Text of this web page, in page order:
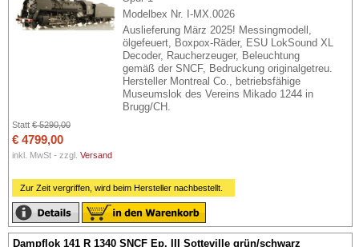
Modelbex Nr. I-MX.0026
Auslieferung März 2025! Messingmodell,
ölgefeuert, Boxpox-Räder, ESU LokSound XL
Decoder, Raucherzeuger, Beleuchtung
gemäß der SNCF, Bedruckung originalgetreu.
Hersteller Montreal Co., betriebsfähige
Museumslok des Vereins Mikado 1244 in
Brugg/CH.
Statt € 5290,00
€ 4799,00
inkl. MwSt - zzgl. Versand
Zur Zeit vergriffen, wird beim Hersteller nachbestellt.
Dampflok 141 R 1340 SNCF Ep. III Sotteville grün/schwarz